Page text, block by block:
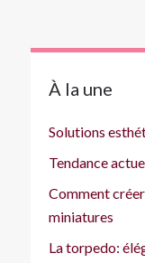
À la une
Solutions
Tendance
Comment
miniatures
La torpedo: